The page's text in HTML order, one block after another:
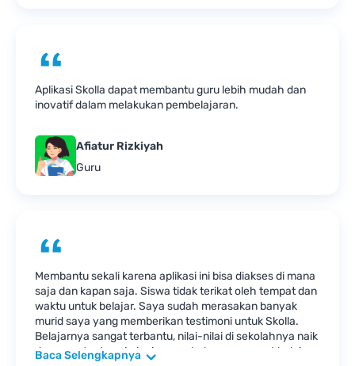
Aplikasi Skolla dapat membantu guru lebih mudah dan
inovatif dalam melakukan pembelajaran.
Afiatur Rizkiyah
Guru
Membantu sekali karena aplikasi ini bisa diakses di mana
saja dan kapan saja. Siswa tidak terikat oleh tempat dan
waktu untuk belajar. Saya sudah merasakan banyak
murid saya yang memberikan testimoni untuk Skolla.
Belajarnya sangat terbantu, nilai-nilai di sekolahnya naik
dan saya tentu saja ingin menularkan semangat belajar
Baca Selengkapnya